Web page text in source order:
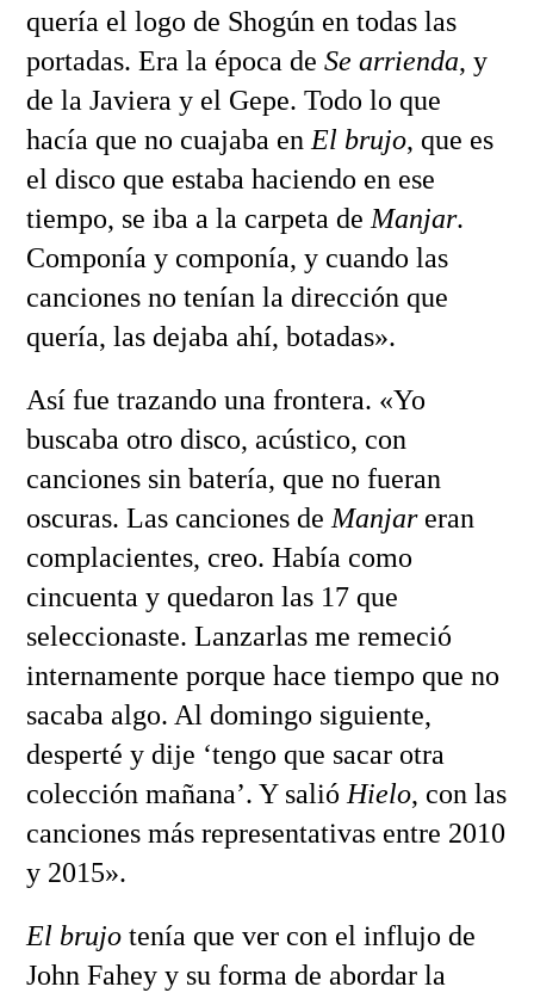
quería el logo de Shogún en todas las
portadas. Era la época de Se arrienda, y
de la Javiera y el Gepe. Todo lo que
hacía que no cuajaba en El brujo, que es
el disco que estaba haciendo en ese
tiempo, se iba a la carpeta de Manjar.
Componía y componía, y cuando las
canciones no tenían la dirección que
quería, las dejaba ahí, botadas».
Así fue trazando una frontera. «Yo
buscaba otro disco, acústico, con
canciones sin batería, que no fueran
oscuras. Las canciones de Manjareran
complacientes, creo. Había como
cincuenta y quedaron las 17 que
seleccionaste. Lanzarlas me remeció
internamente porque hace tiempo que no
sacaba algo. Al domingo siguiente,
desperté y dije ‘tengo que sacar otra
colección mañana’. Y salió Hielo, con las
canciones más representativas entre 2010
y 2015».
El brujotenía que ver con el influjo de
John Fahey y su forma de abordar la